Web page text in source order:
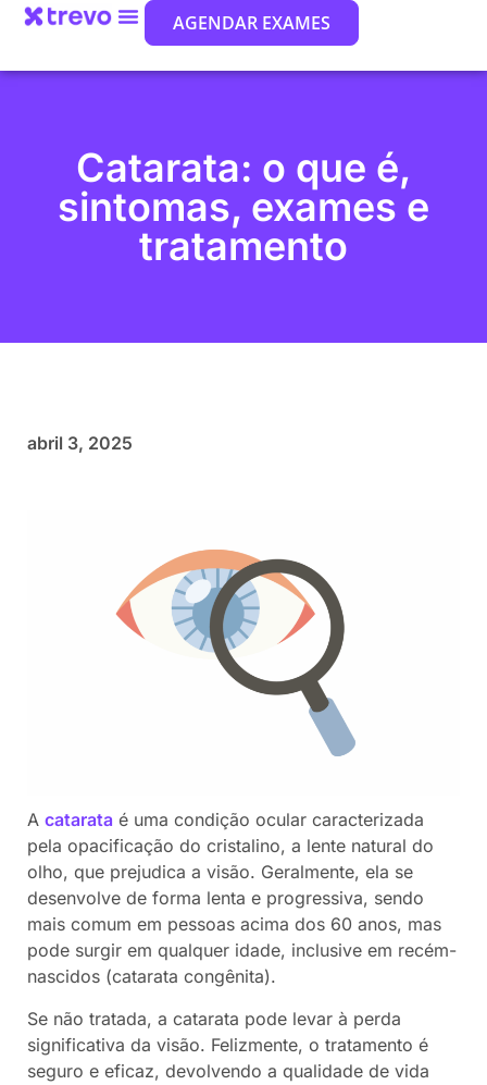
AGENDAR EXAMES
Catarata: o que é,
sintomas, exames e
tratamento
abril 3, 2025
A catarata é uma condição ocular caracterizada
pela opacificação do cristalino, a lente natural do
olho, que prejudica a visão. Geralmente, ela se
desenvolve de forma lenta e progressiva, sendo
mais comum em pessoas acima dos 60 anos, mas
pode surgir em qualquer idade, inclusive em recém-
nascidos (catarata congênita).
Se não tratada, a catarata pode levar à perda
significativa da visão. Felizmente, o tratamento é
seguro e eficaz, devolvendo a qualidade de vida